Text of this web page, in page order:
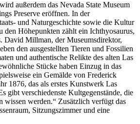
außerdem das Nevada State Museum
Preserve eröffnen. In der
und Naturgeschichte sowie die Kultur
den Höhepunkten zählt ein Ichthyosaurus,
David Millman, der Museumsdirektor,
den ausgestellten Tieren und Fossilien
und authentische Relikte des alten Las
Stücke haben Einzug in das
ein Gemälde von Frederick
1876, das als erstes Kunstwerk Las
gibt verschiedenste Kultgegenstände, die
wissen werden.“ Zusätzlich verfügt das
Sitzungszimmer und eine